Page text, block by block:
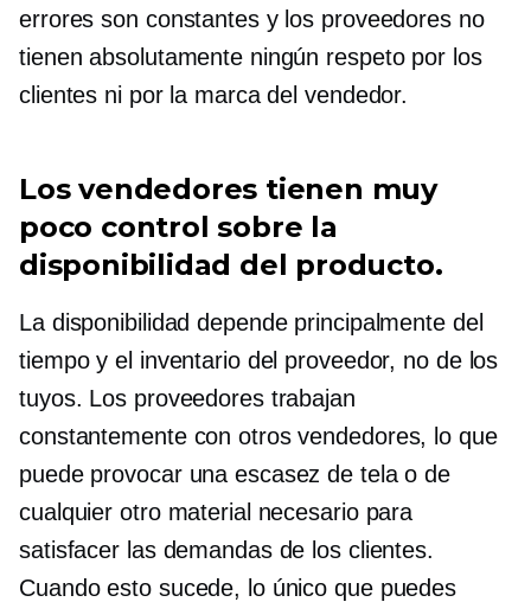
errores son constantes y los proveedores no
tienen absolutamente ningún respeto por los
clientes ni por la marca del vendedor.
Los vendedores tienen muy
poco control sobre la
disponibilidad del producto.
La disponibilidad depende principalmente del
tiempo y el inventario del proveedor, no de los
tuyos. Los proveedores trabajan
constantemente con otros vendedores, lo que
puede provocar una escasez de tela o de
cualquier otro material necesario para
satisfacer las demandas de los clientes.
Cuando esto sucede, lo único que puedes